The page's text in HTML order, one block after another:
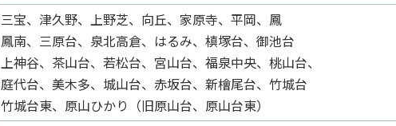
三宝、津久野、上野芝、向丘、家原寺、平岡、鳳
鳳南、三原台、泉北高倉、はるみ、槙塚台、御池台
上神谷、茶山台、若松台、宮山台、福泉中央、桃山台、
庭代台、美木多、城山台、赤坂台、新檜尾台、竹城台
竹城台東、原山ひかり（旧原山台、原山台東）